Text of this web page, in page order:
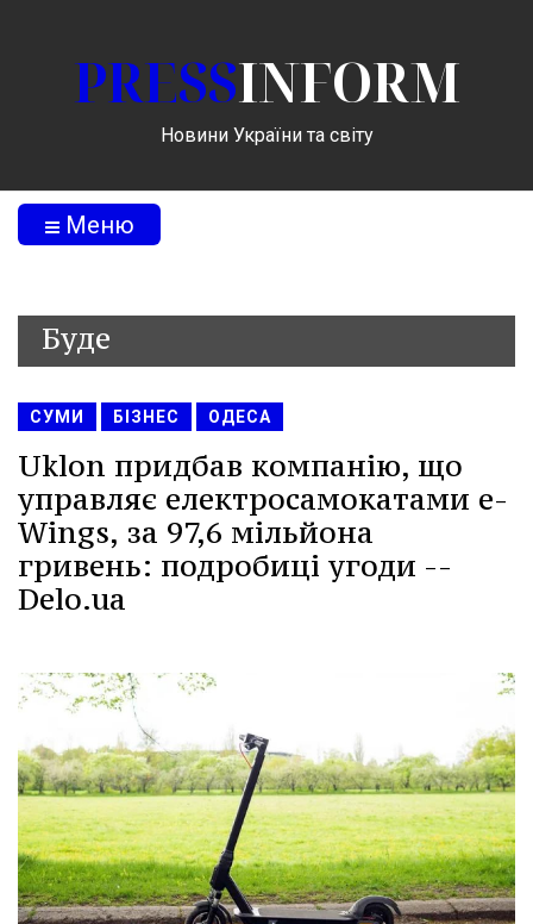
PRESSINFORM
Новини України та світу
Меню
Буде
СУМИ БІЗНЕС ОДЕСА
Uklon придбав компанію, що
управляє електросамокатами e-
Wings, за 97,6 мільйона
гривень: подробиці угоди --
Delo.ua